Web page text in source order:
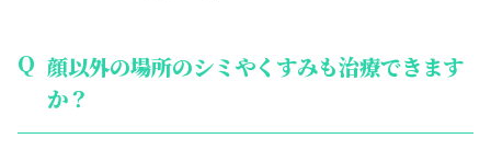
顔以外の場所のシミやくすみも治療できます
か？